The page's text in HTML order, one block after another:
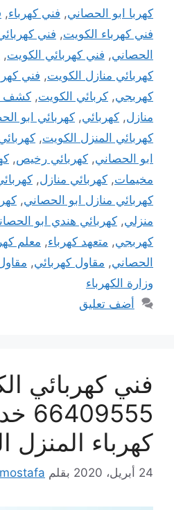
كهربا ابو الحصاني, فني كهرباء,
فني كهرباء الكويت, فني
الحصاني, فني كهربائي الكويت,
كهربائي منازل الكويت, فني
كهربجي, كربائي الكويت, كشف
منازل, كهربائي, كهربائي ابو
كهربائي المنزل الكويت,
ابو الحصاني, كهربائي رخيص,
مخيمات, كهربائي منازل, كهربائي
كهربائي منازل ابو الحصاني,
منزلي, كهربائي هندي ابو
كهربجي, متعهد كهرباء, معلم
الحصاني, مقاول كهربائي,
وزارة الكهرباء
أضف تعليق
فني كهربائي
كهرباء المنزل
24 أبريل، 2020 بقلم